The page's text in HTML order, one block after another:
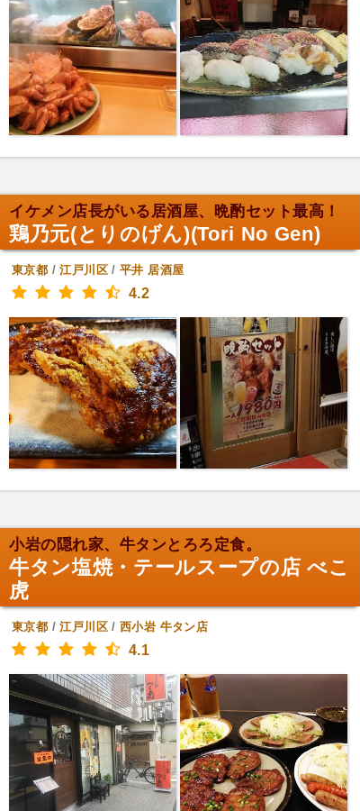
イケメン店長がいる居酒屋、晩酌セット最高！
鶏乃元(とりのげん)(Tori No Gen)
東京都 /江戸川区/平井 居酒屋
4.2
小岩の隠れ家、牛タンとろろ定食。
牛タン塩焼・テールスープの店 べこ
虎
東京都 /江戸川区/西小岩 牛タン店
4.1